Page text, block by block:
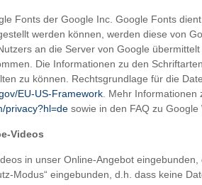
Fonts der Google Inc. Google Fonts
werden können, werden diese von
an die Server von Google
Die Informationen zu den
zu können. Rechtsgrundlage für die
EU-US-Framework . Mehr
privacy?hl=de sowie in den FAQ zu
Videos
in unser Online-Angebot eingebunden,
Modus“ eingebunden, d.h. dass keine